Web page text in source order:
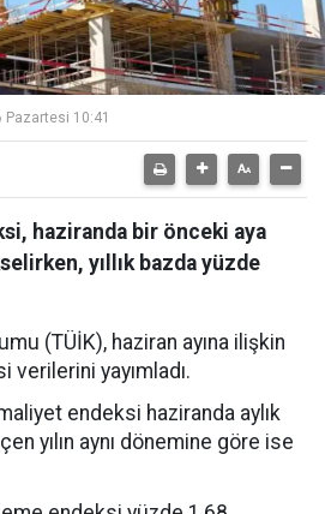
10:41
haziranda bir önceki aya
yıllık bazda yüzde
(TÜİK), haziran ayına ilişkin
verilerini yayımladı.
endeksi haziranda aylık
yılın aynı dönemine göre ise